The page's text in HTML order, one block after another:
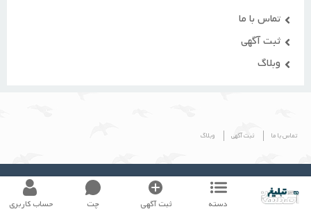
دسته ثبت آگهی چت حساب کاربری
تماس با ما
ثبت آگهی
وبلاگ
تماس با ما ثبت آگهی وبلاگ
© طراحی شده توسط گروه اصفهان تبلیغ